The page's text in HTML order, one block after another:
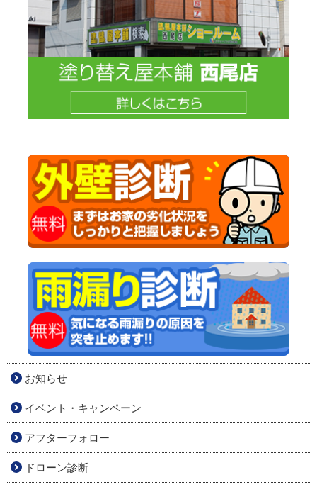
お知らせ
イベント・キャンペーン
アフターフォロー
ドローン診断